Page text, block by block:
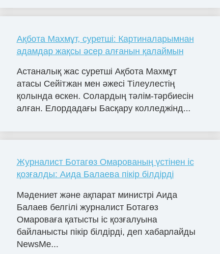
Ақбота Махмұт, суретші: Картиналарымнан
адамдар жақсы әсер алғанын қалаймын
Астаналық жас суретші Ақбота Махмұт
атасы Сейітжан мен әжесі Тілеулестің
қолында өскен. Солардың тәлім-тәрбиесін
алған. Елордадағы Басқару колледжінд...
Журналист Ботагөз Омарованың үстінен іс
қозғалды: Аида Балаева пікір білдірді
Мәдениет және ақпарат министрі Аида
Балаев белгілі журналист Ботагөз
Омароваға қатысты іс қозғалуына
байланысты пікір білдірді, деп хабарлайды
NewsMe...